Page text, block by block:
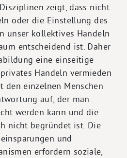
zeigt, dass nicht
oder die Einstellung des
unser kollektives Handeln
entscheidend ist. Daher
eine einseitige
Handeln vermieden
den einzelnen Menschen
auf, der man
werden kann und die
nicht begründet ist. Die
und
erfordern soziale,